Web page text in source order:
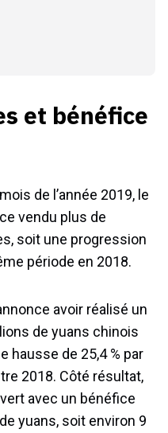
et bénéfice
de l’année 2019, le
vendu plus de
soit une progression
période en 2018.
avoir réalisé un
de yuans chinois
hausse de 25,4 % par
2018. Côté résultat,
avec un bénéfice
yuans, soit environ 9